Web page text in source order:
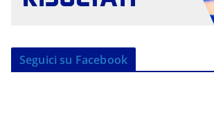
Seguici su Facebook